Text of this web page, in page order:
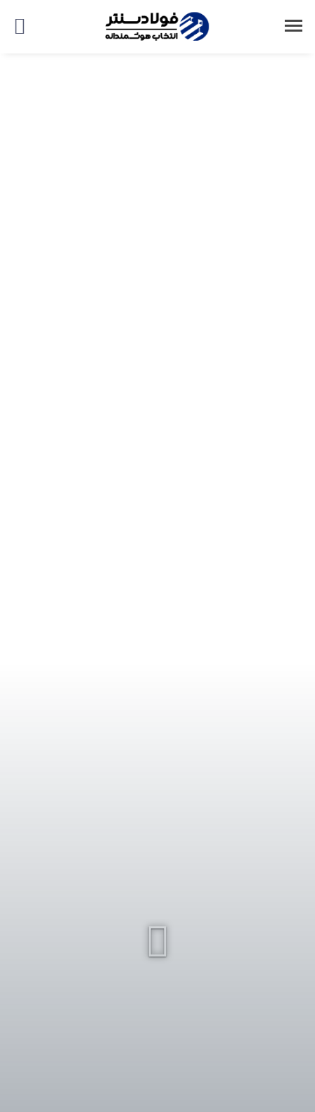
صفحه اصلی اتاق خبر
آهن‌آلات
فنر قیمت‌های زنجیره فولاد در حال فشرده شدن است